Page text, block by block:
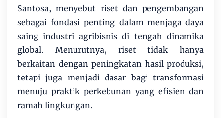
Santosa, menyebut riset dan pengembangan
sebagai fondasi penting dalam menjaga daya
saing industri agribisnis di tengah dinamika
global. Menurutnya, riset tidak hanya
berkaitan dengan peningkatan hasil produksi,
tetapi juga menjadi dasar bagi transformasi
menuju praktik perkebunan yang efisien dan
ramah lingkungan.